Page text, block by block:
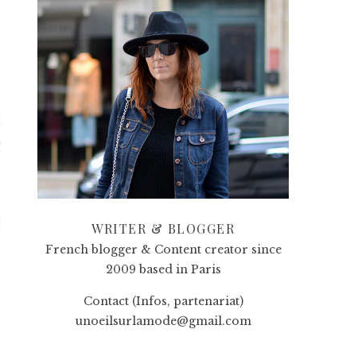
WRITER & BLOGGER
French blogger & Content creator since
2009 based in Paris
Contact (Infos, partenariat)
unoeilsurlamode@gmail.com